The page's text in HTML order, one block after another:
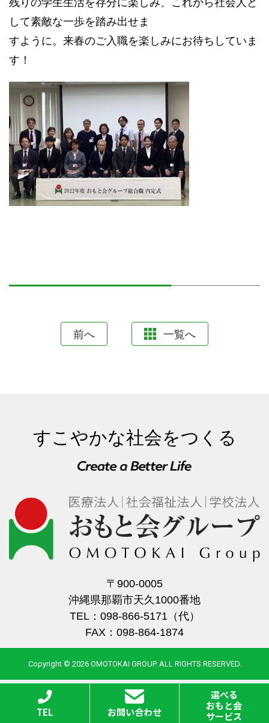
残りの学生生活を存分に楽しみ、これから社会人と
して素敵な一歩を踏み出せま
すように。来春のご入職を楽しみにお待ちしていま
す！
前へ 一覧へ
すこやかな社会をつくる
〒900-0005
沖縄県那覇市天久1000番地
TEL：098-866-5171（代）
FAX：098-864-1874
Copyright © 2026 OMOTOKAI GROUP. ALL RIGHTS RESERVED.
TEL お問い合わせ
選べる
おもと会
サービス